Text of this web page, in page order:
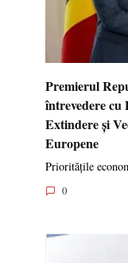
Premierul
întrevedere
Extindere și
Europene
Prioritățile
0